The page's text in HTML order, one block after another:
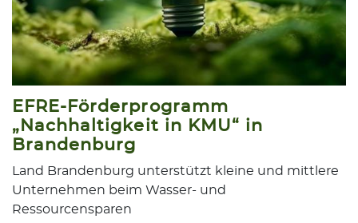
EFRE-Förderprogramm
„Nachhaltigkeit in KMU“ in
Brandenburg
Land Brandenburg unterstützt kleine und mittlere
Unternehmen beim Wasser- und
Ressourcensparen